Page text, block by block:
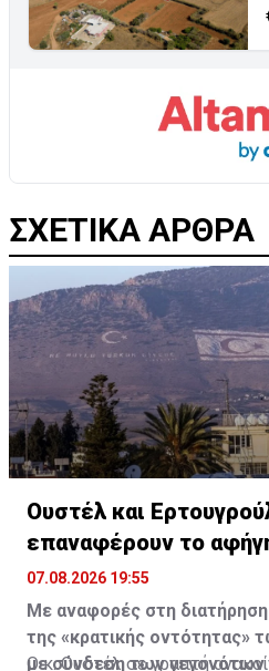
ΣΧΕΤΙΚΑ ΑΡΘΡΑ
Ουστέλ και
επαναφέρουν το
07.08.2026 19:55
Με αναφορές στη διατήρηση
της «κρατικής οντότητας»
με σύνδεση των γεγονότων
Ο κ. Ουστέλ σε γραπτή